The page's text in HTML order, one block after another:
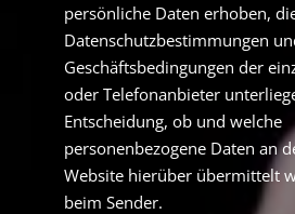
persönliche Daten erhoben,
Datenschutzbestimmungen
Geschäftsbedingungen der
oder Telefonanbieter
Entscheidung, ob und welche
personenbezogene Daten an
Website hierüber übermittelt
beim Sender.